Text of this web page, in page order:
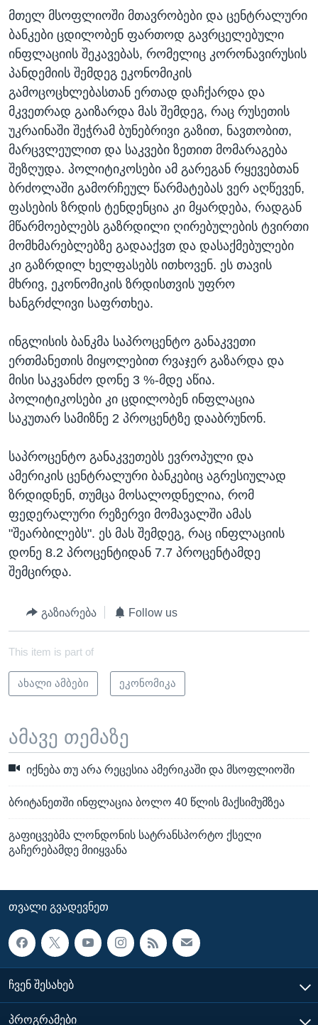
მთელ მსოფლიოში მთავრობები და ცენტრალური
ბანკები ცდილობენ ფართოდ გავრცელებული
ინფლაციის შეკავებას, რომელიც კორონავირუსის
პანდემიის შემდეგ ეკონომიკის
გამოცოცხლებასთან ერთად დაჩქარდა და
მკვეთრად გაიზარდა მას შემდეგ, რაც რუსეთის
უკრაინაში შეჭრამ ბუნებრივი გაზით, ნავთობით,
მარცვლეულით და საკვები ზეთით მომარაგება
შეზღუდა. პოლიტიკოსები ამ გარეგან რყევებთან
ბრძოლაში გამორჩეულ წარმატებას ვერ აღწევენ,
ფასების ზრდის ტენდენცია კი მყარდება, რადგან
მწარმოებლებს გაზრდილი ღირებულების ტვირთი
მომხმარებლებზე გადააქვთ და დასაქმებულები
კი გაზრდილ ხელფასებს ითხოვენ. ეს თავის
მხრივ, ეკონომიკის ზრდისთვის უფრო
ხანგრძლივი საფრთხეა.
ინგლისის ბანკმა საპროცენტო განაკვეთი
ერთმანეთის მიყოლებით რვაჯერ გაზარდა და
მისი საკვანძო დონე 3 %-მდე აწია.
პოლიტიკოსები კი ცდილობენ ინფლაცია
საკუთარ სამიზნე 2 პროცენტზე დააბრუნონ.
საპროცენტო განაკვეთებს ევროპული და
ამერიკის ცენტრალური ბანკებიც აგრესიულად
ზრდიდნენ, თუმცა მოსალოდნელია, რომ
ფედერალური რეზერვი მომავალში ამას
"შეარბილებს". ეს მას შემდეგ, რაც ინფლაციის
დონე 8.2 პროცენტიდან 7.7 პროცენტამდე
შემცირდა.
გაზიარება Follow us
This item is part of
ახალი ამბები ეკონომიკა
ამავე თემაზე
იქნება თუ არა რეცესია ამერიკაში და მსოფლიოში
ბრიტანეთში ინფლაცია ბოლო 40 წლის მაქსიმუმზეა
გაფიცვებმა ლონდონის სატრანსპორტო ქსელი
გაჩერებამდე მიიყვანა
ᲗᲕᲐᲚᲘ ᲒᲕᲐᲓᲔᲕᲜᲔᲗ
ᲩᲕᲔᲜ ᲨᲔᲡᲐᲮᲔᲑ
ᲞᲠᲝᲒᲠᲐᲛᲔᲑᲘ